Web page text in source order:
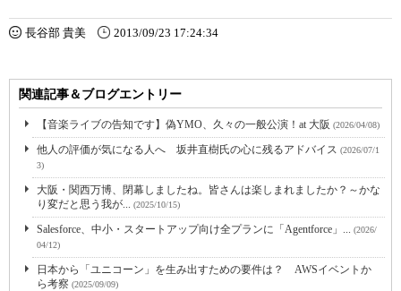
長谷部 貴美 2013/09/23 17:24:34
関連記事＆ブログエントリー
【音楽ライブの告知です】偽YMO、久々の一般公演！at 大阪 (2026/04/08)
他人の評価が気になる人へ 坂井直樹氏の心に残るアドバイス (2026/07/1
3)
大阪・関西万博、閉幕しましたね。皆さんは楽しまれましたか？～かな
り変だと思う我が... (2025/10/15)
Salesforce、中小・スタートアップ向け全プランに「Agentforce」... (2026/
04/12)
日本から「ユニコーン」を生み出すための要件は？ AWSイベントか
ら考察 (2025/09/09)